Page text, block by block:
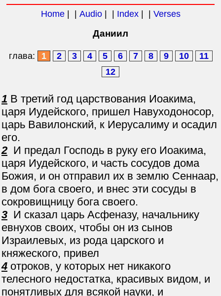
Home| | Audio| | Index| | Verses
Даниил
глава: 1 2 3 4 5 6 7 8 9 10
11
12
1 В третий год царствования Иоакима,
царя Иудейского, пришел Навуходоносор,
царь Вавилонский, к Иерусалиму и осадил
его.
2 И предал Господь в руку его Иоакима,
царя Иудейского, и часть сосудов дома
Божия, и он отправил их в землю Сеннаар,
в дом бога своего, и внес эти сосуды в
сокровищницу бога своего.
3 И сказал царь Асфеназу, начальнику
евнухов своих, чтобы он из сынов
Израилевых, из рода царского и
княжеского, привел
4 отроков, у которых нет никакого
телесного недостатка, красивых видом, и
понятливых для всякой науки, и